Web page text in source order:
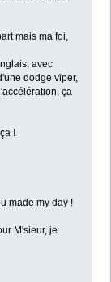
mais ma foi,
avec
dodge viper,
ça
!
made my day !
M'sieur, je